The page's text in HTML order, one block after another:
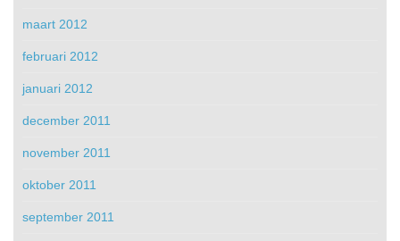
maart 2012
februari 2012
januari 2012
december 2011
november 2011
oktober 2011
september 2011